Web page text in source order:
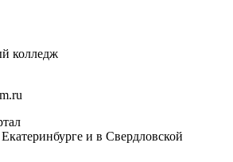
колледж
и в Свердловской